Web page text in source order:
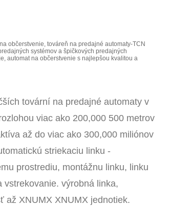
občerstvenie, továreň na predajné automaty-TCN
systémov a špičkových predajných
automat na občerstvenie s najlepšou kvalitou a
tovární na predajné automaty v
viac ako 200,000 500 metrov
až do viac ako 300,000 miliónov
striekaciu linku -
prostrediu, montážnu linku, linku
vstrekovanie. výrobná linka,
až XNUMX XNUMX jednotiek.